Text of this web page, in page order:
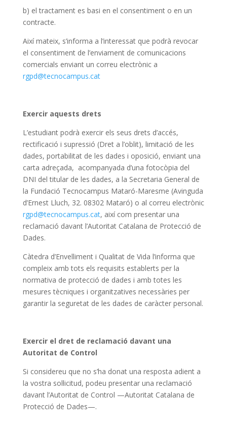
b) el tractament es basi en el consentiment o en un
contracte.
Així mateix, s’informa a l’interessat que podrà revocar
el consentiment de l’enviament de comunicacions
comercials enviant un correu electrònic a
rgpd@tecnocampus.cat
Exercir aquests drets
L’estudiant podrà exercir els seus drets d’accés,
rectificació i supressió (Dret a l’oblit), limitació de les
dades, portabilitat de les dades i oposició, enviant una
carta adreçada, acompanyada d’una fotocòpia del
DNI del titular de les dades, a la Secretaria General de
la Fundació Tecnocampus Mataró-Maresme (Avinguda
d’Ernest Lluch, 32. 08302 Mataró) o al correu electrònic
rgpd@tecnocampus.cat, així com presentar una
reclamació davant l’Autoritat Catalana de Protecció de
Dades.
Càtedra d’Envelliment i Qualitat de Vida l’informa que
compleix amb tots els requisits establerts per la
normativa de protecció de dades i amb totes les
mesures tècniques i organitzatives necessàries per
garantir la seguretat de les dades de caràcter personal.
Exercir el dret de reclamació davant una
Autoritat de Control
Si considereu que no s’ha donat una resposta adient a
la vostra sol·licitud, podeu presentar una reclamació
davant l’Autoritat de Control —Autoritat Catalana de
Protecció de Dades—.